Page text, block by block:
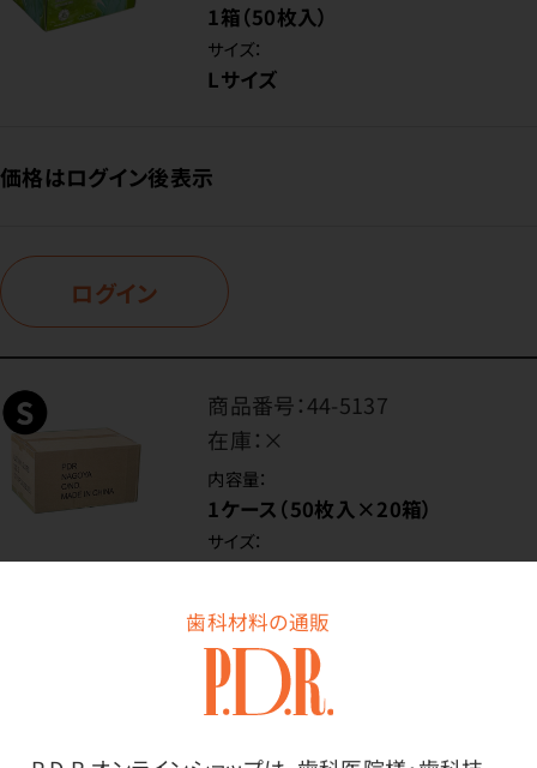
歯科材料の通販
1箱（50枚入）
サイズ：
Lサイズ
価格はログイン後表示
ログイン
商品番号：44-5137
在庫： ×
内容量：
1ケース（50枚入×20箱）
サイズ：
Sサイズ